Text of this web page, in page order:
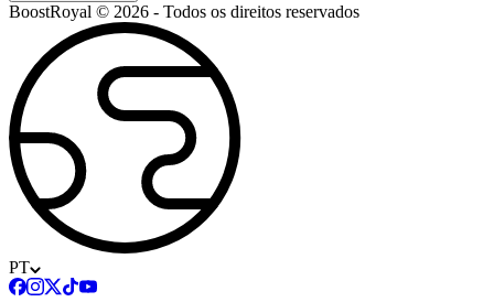
BoostRoyal © 2026 - Todos os direitos reservados
PT